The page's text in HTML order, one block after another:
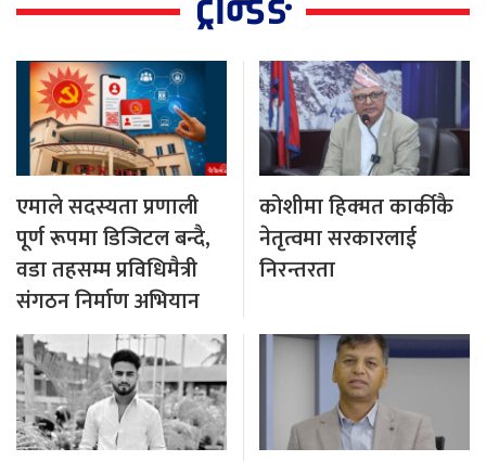
एमाले सदस्यता प्रणाली
पूर्ण रूपमा डिजिटल बन्दै,
वडा तहसम्म प्रविधिमैत्री
संगठन निर्माण अभियान
कोशीमा हिक्मत कार्कीकै
नेतृत्वमा सरकारलाई
निरन्तरता